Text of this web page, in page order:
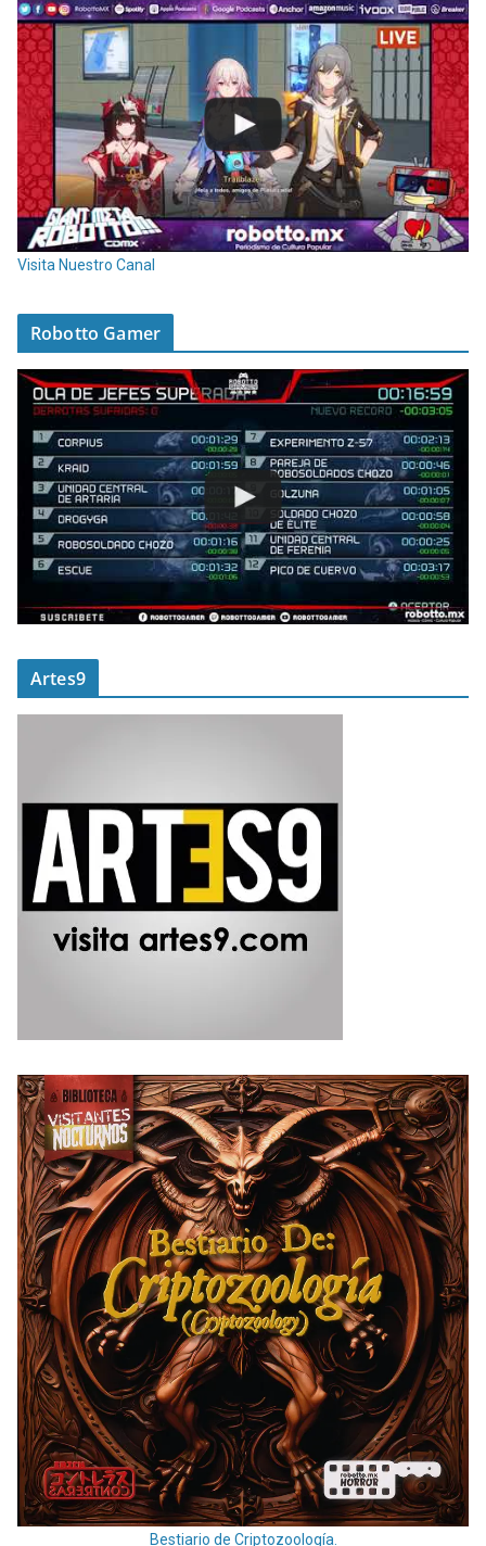
Visita Nuestro Canal
Robotto Gamer
Artes9
Bestiario de Criptozoología.